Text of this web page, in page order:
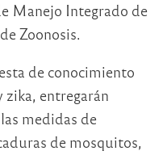
Manejo Integrado de
Zoonosis.
de conocimiento
zika, entregarán
medidas de
de mosquitos,